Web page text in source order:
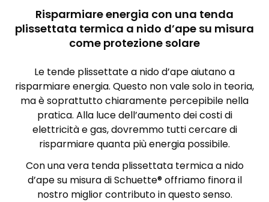
Risparmiare energia con una tenda
plissettata termica a nido d’ape su misura
come protezione solare
Le tende plissettate a nido d’ape aiutano a
risparmiare energia. Questo non vale solo in teoria,
ma è soprattutto chiaramente percepibile nella
pratica. Alla luce dell’aumento dei costi di
elettricità e gas, dovremmo tutti cercare di
risparmiare quanta più energia possibile.
Con una vera tenda plissettata termica a nido
d’ape su misura di Schuette® offriamo finora il
nostro miglior contributo in questo senso.